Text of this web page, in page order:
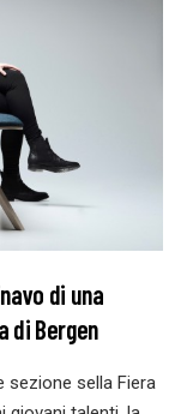
di una
di Bergen
sezione sella Fiera